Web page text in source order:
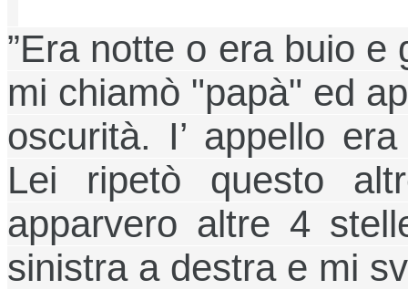
”Era notte o era buio
mi chiamò "papà" ed
oscurità. I’ appello
Lei ripetò questo
apparvero altre 4
sinistra a destra e mi